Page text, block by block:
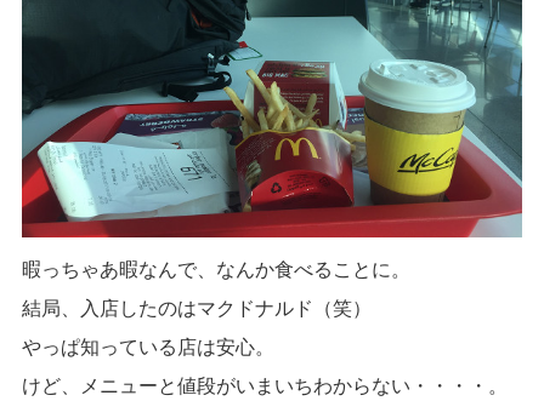
暇っちゃあ暇なんで、なんか食べることに。
結局、入店したのはマクドナルド（笑）
やっぱ知っている店は安心。
けど、メニューと値段がいまいちわからない・・・・。